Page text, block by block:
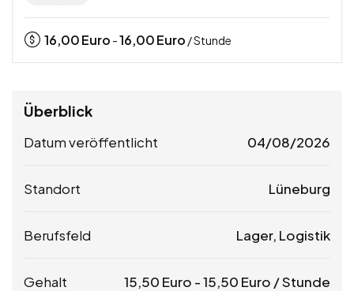
16,00Euro -16,00Euro / Stunde
Überblick
Datum veröffentlicht 04/08/2026
Standort Lüneburg
Berufsfeld Lager, Logistik
Gehalt 15,50 Euro -15,50 Euro / Stunde